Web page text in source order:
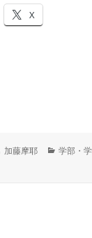
X
作
加藤摩耶
カ
学部・